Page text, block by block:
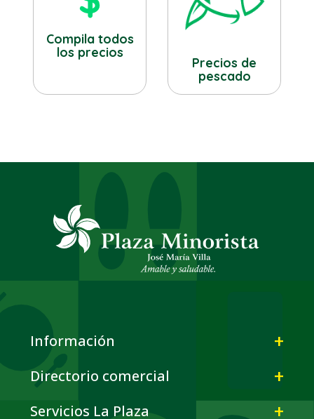
Compila todos
los precios
Precios de
pescado
Información
Directorio comercial
Servicios La Plaza